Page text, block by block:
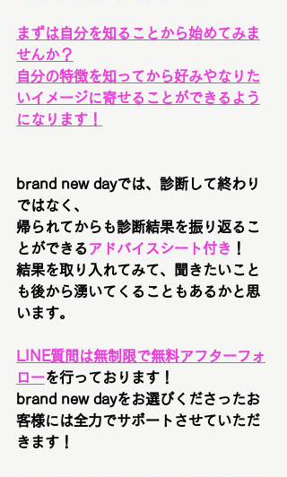
まずは自分を知ることから始めてみま
せんか？
自分の特徴を知ってから好みやなりた
いイメージに寄せることができるよう
になります！
brand new dayでは、診断して終わり
ではなく、
帰られてからも診断結果を振り返るこ
とができる アドバイスシート付き ！
結果を取り入れてみて、聞きたいこと
も後から湧いてくることもあるかと思
います。
LINE質問は無制限で無料アフターフォ
ローを行っております！
brand new dayをお選びくださったお
客様には全力でサポートさせていただ
きます！